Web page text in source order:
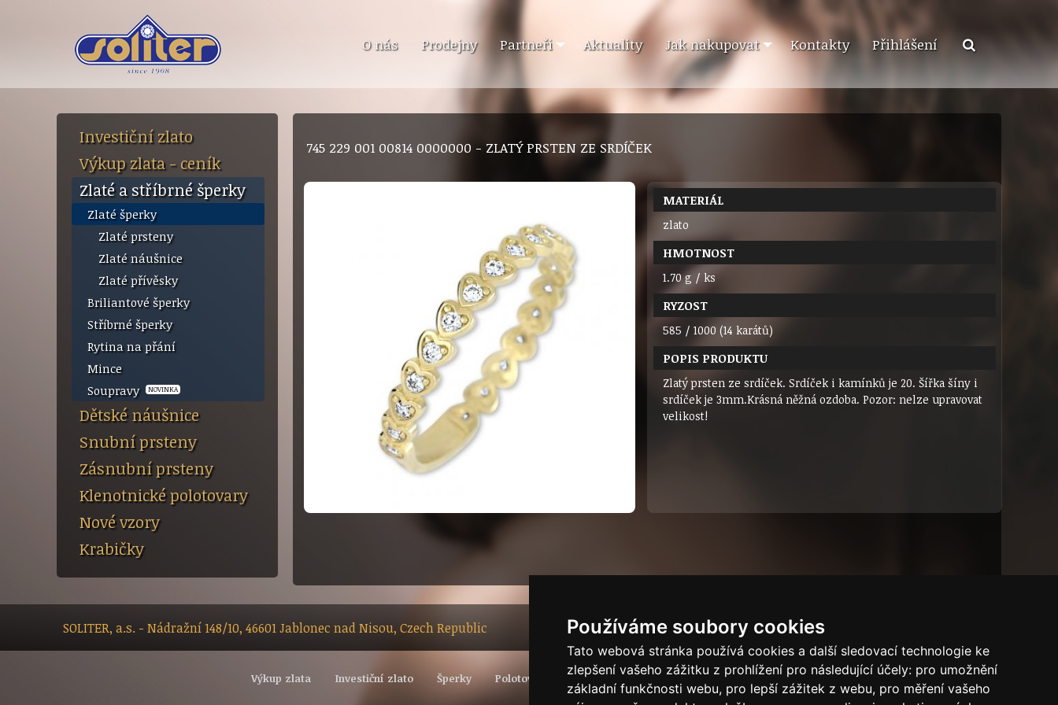
Používáme soubory cookies
Tato webová stránka používá cookies a další sledovací technologie ke
zlepšení vašeho zážitku z prohlížení pro následující účely: pro umožnění
základní funkčnosti webu, pro lepší zážitek z webu, pro měření vašeho
O nás Prodejny Partneři Aktuality Jak nakupovat Kontakty Přihlášení
Investiční zlato
Výkup zlata - ceník
Zlaté a stříbrné šperky
Zlaté šperky
Zlaté prsteny
Zlaté náušnice
Zlaté přívěsky
Briliantové šperky
Stříbrné šperky
Rytina na přání
Mince
Soupravy
NOVINKA
Dětské náušnice
Snubní prsteny
Zásnubní prsteny
Klenotnické polotovary
Nové vzory
Krabičky
745 229 001 00814 0000000 - ZLATÝ PRSTEN ZE SRDÍČEK
MATERIÁL
zlato
HMOTNOST
1.70 g / ks
RYZOST
585 / 1000 (14 karátů)
POPIS PRODUKTU
Zlatý prsten ze srdíček. Srdíček i kamínků je 20. Šířka šíny i
srdíček je 3mm.Krásná něžná ozdoba. Pozor: nelze upravovat
velikost!
SOLITER, a.s. - Nádražní 148/10, 46601 Jablonec nad Nisou, Czech Republic Dárkový certifikát
Výkup zlata Investiční zlato Šperky Polotovary Vývoj světové ceny zlata Puncovní značky